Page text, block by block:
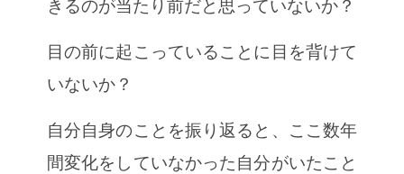
きるのが当たり前だと思っていないか？
目の前に起こっていることに目を背けて
いないか？
自分自身のことを振り返ると、ここ数年
間変化をしていなかった自分がいたこと